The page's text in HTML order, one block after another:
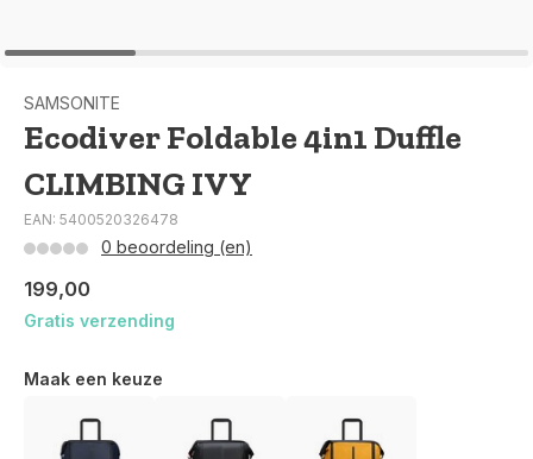
SAMSONITE
Ecodiver Foldable 4in1 Duffle
CLIMBING IVY
EAN: 5400520326478
0 beoordeling (en)
199,00
Gratis verzending
Maak een keuze